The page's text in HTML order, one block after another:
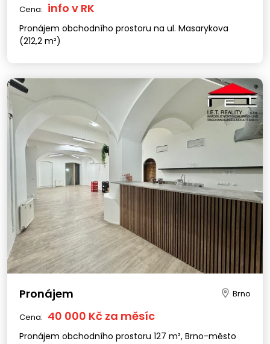
Cena: info v RK
Pronájem obchodního prostoru na ul. Masarykova
(212,2 m²)
Pronájem Brno
Cena: 40 000 Kč za měsíc
Pronájem obchodního prostoru 127 m², Brno-město